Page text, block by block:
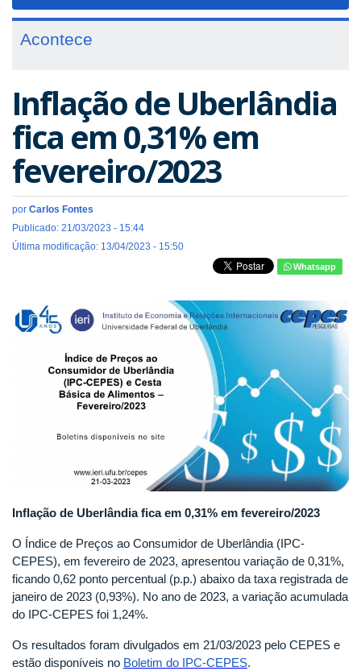
Acontece
Inflação de Uberlândia
fica em 0,31% em
fevereiro/2023
por Carlos Fontes
Publicado: 21/03/2023 - 15:44
Última modificação: 13/04/2023 - 15:50
Whatsapp
Inflação de Uberlândia fica em 0,31% em fevereiro/2023
O Índice de Preços ao Consumidor de Uberlândia (IPC-
CEPES), em fevereiro de 2023, apresentou variação de 0,31%,
ficando 0,62 ponto percentual (p.p.) abaixo da taxa registrada de
janeiro de 2023 (0,93%). No ano de 2023, a variação acumulada
do IPC-CEPES foi 1,24%.
Os resultados foram divulgados em 21/03/2023 pelo CEPES e
estão disponíveis no Boletim do IPC-CEPES.